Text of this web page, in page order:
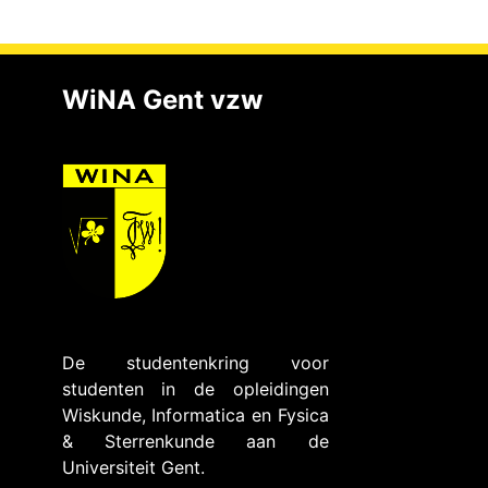
WiNA Gent vzw
De studentenkring voor
studenten in de opleidingen
Wiskunde, Informatica en Fysica
& Sterrenkunde aan de
Universiteit Gent.